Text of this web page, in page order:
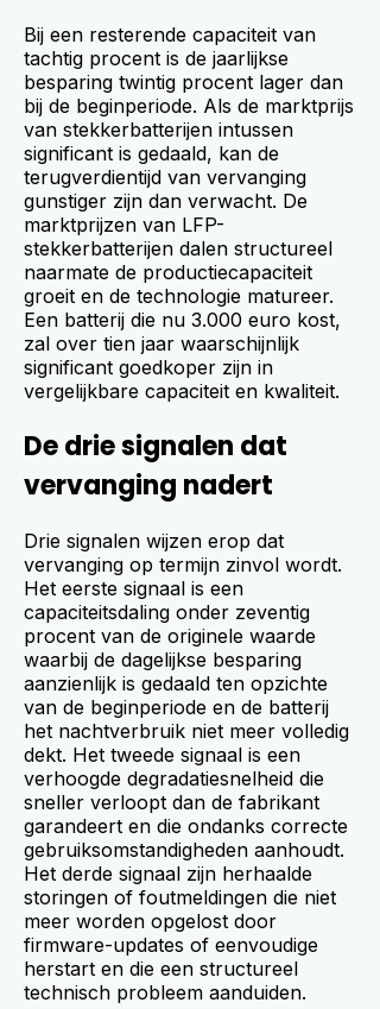
Bij een resterende capaciteit van
tachtig procent is de jaarlijkse
besparing twintig procent lager dan
bij de beginperiode. Als de marktprijs
van stekkerbatterijen intussen
significant is gedaald, kan de
terugverdientijd van vervanging
gunstiger zijn dan verwacht. De
marktprijzen van LFP-
stekkerbatterijen dalen structureel
naarmate de productiecapaciteit
groeit en de technologie matureer.
Een batterij die nu 3.000 euro kost,
zal over tien jaar waarschijnlijk
significant goedkoper zijn in
vergelijkbare capaciteit en kwaliteit.
De drie signalen dat
vervanging nadert
Drie signalen wijzen erop dat
vervanging op termijn zinvol wordt.
Het eerste signaal is een
capaciteitsdaling onder zeventig
procent van de originele waarde
waarbij de dagelijkse besparing
aanzienlijk is gedaald ten opzichte
van de beginperiode en de batterij
het nachtverbruik niet meer volledig
dekt. Het tweede signaal is een
verhoogde degradatiesnelheid die
sneller verloopt dan de fabrikant
garandeert en die ondanks correcte
gebruiksomstandigheden aanhoudt.
Het derde signaal zijn herhaalde
storingen of foutmeldingen die niet
meer worden opgelost door
firmware-updates of eenvoudige
herstart en die een structureel
technisch probleem aanduiden.